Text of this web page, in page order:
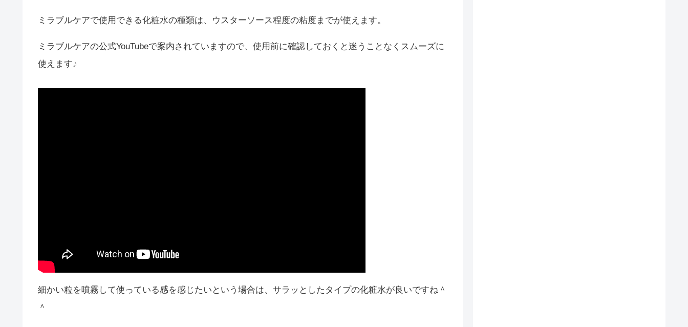
ミラブルケアで使用できる化粧水の種類は、ウスターソース程度の粘度までが使えます。
ミラブルケアの公式YouTubeで案内されていますので、使用前に確認しておくと迷うことなくスムーズに
使えます♪
細かい粒を噴霧して使っている感を感じたいという場合は、サラッとしたタイプの化粧水が良いですね＾
＾